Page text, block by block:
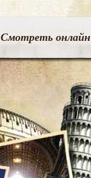
Смотреть онлайн